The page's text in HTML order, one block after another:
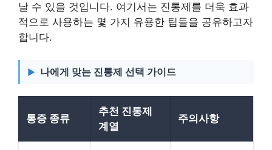
날 수 있을 것입니다. 여기서는 진통제를 더욱 효과
적으로 사용하는 몇 가지 유용한 팁들을 공유하고자
합니다.
나에게 맞는 진통제 선택 가이드
통증 종류
추천 진통제
계열
주의사항